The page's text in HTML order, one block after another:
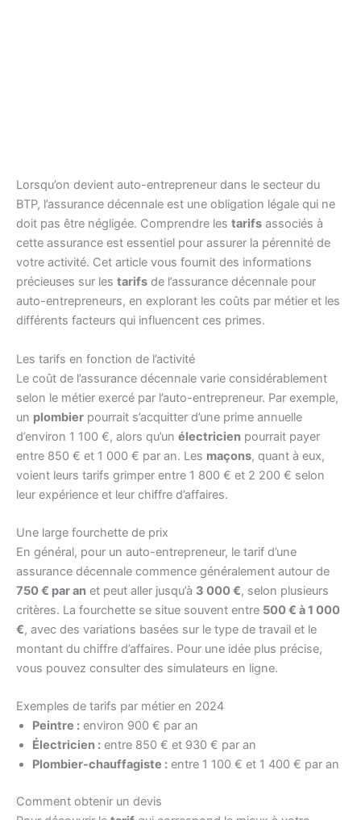
Lorsqu’on devient auto-entrepreneur dans le secteur du
BTP, l’assurance décennale est une obligation légale qui ne
doit pas être négligée. Comprendre les tarifs associés à
cette assurance est essentiel pour assurer la pérennité de
votre activité. Cet article vous fournit des informations
précieuses sur les tarifs de l’assurance décennale pour
auto-entrepreneurs, en explorant les coûts par métier et les
différents facteurs qui influencent ces primes.
Les tarifs en fonction de l’activité
Le coût de l’assurance décennale varie considérablement
selon le métier exercé par l’auto-entrepreneur. Par exemple,
un plombier pourrait s’acquitter d’une prime annuelle
d’environ 1 100 €, alors qu’un électricien pourrait payer
entre 850 € et 1 000 € par an. Les maçons, quant à eux,
voient leurs tarifs grimper entre 1 800 € et 2 200 € selon
leur expérience et leur chiffre d’affaires.
Une large fourchette de prix
En général, pour un auto-entrepreneur, le tarif d’une
assurance décennale commence généralement autour de
750 € par an et peut aller jusqu’à 3 000 €, selon plusieurs
critères. La fourchette se situe souvent entre 500 € à 1 000
€, avec des variations basées sur le type de travail et le
montant du chiffre d’affaires. Pour une idée plus précise,
vous pouvez consulter des simulateurs en ligne.
Exemples de tarifs par métier en 2024
Peintre : environ 900 € par an
Électricien : entre 850 € et 930 € par an
Plombier-chauffagiste : entre 1 100 € et 1 400 € par an
Comment obtenir un devis